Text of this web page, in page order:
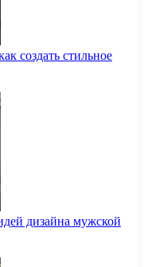
создать стильное
дизайна мужской